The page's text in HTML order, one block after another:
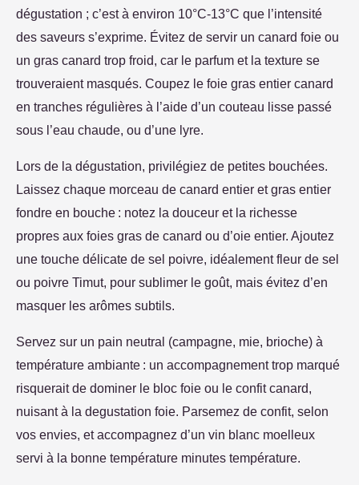
dégustation ; c’est à environ 10°C-13°C que l’intensité
des saveurs s’exprime. Évitez de servir un canard foie ou
un gras canard trop froid, car le parfum et la texture se
trouveraient masqués. Coupez le foie gras entier canard
en tranches régulières à l’aide d’un couteau lisse passé
sous l’eau chaude, ou d’une lyre.
Lors de la dégustation, privilégiez de petites bouchées.
Laissez chaque morceau de canard entier et gras entier
fondre en bouche : notez la douceur et la richesse
propres aux foies gras de canard ou d’oie entier. Ajoutez
une touche délicate de sel poivre, idéalement fleur de sel
ou poivre Timut, pour sublimer le goût, mais évitez d’en
masquer les arômes subtils.
Servez sur un pain neutral (campagne, mie, brioche) à
température ambiante : un accompagnement trop marqué
risquerait de dominer le bloc foie ou le confit canard,
nuisant à la degustation foie. Parsemez de confit, selon
vos envies, et accompagnez d’un vin blanc moelleux
servi à la bonne température minutes température.